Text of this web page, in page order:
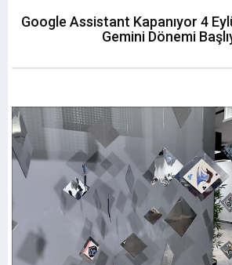
Google Assistant Kapanıyor 4
Gemini Dönemi